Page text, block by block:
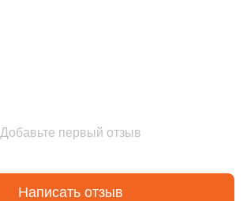
Добавьте первый отзыв
Написать отзыв